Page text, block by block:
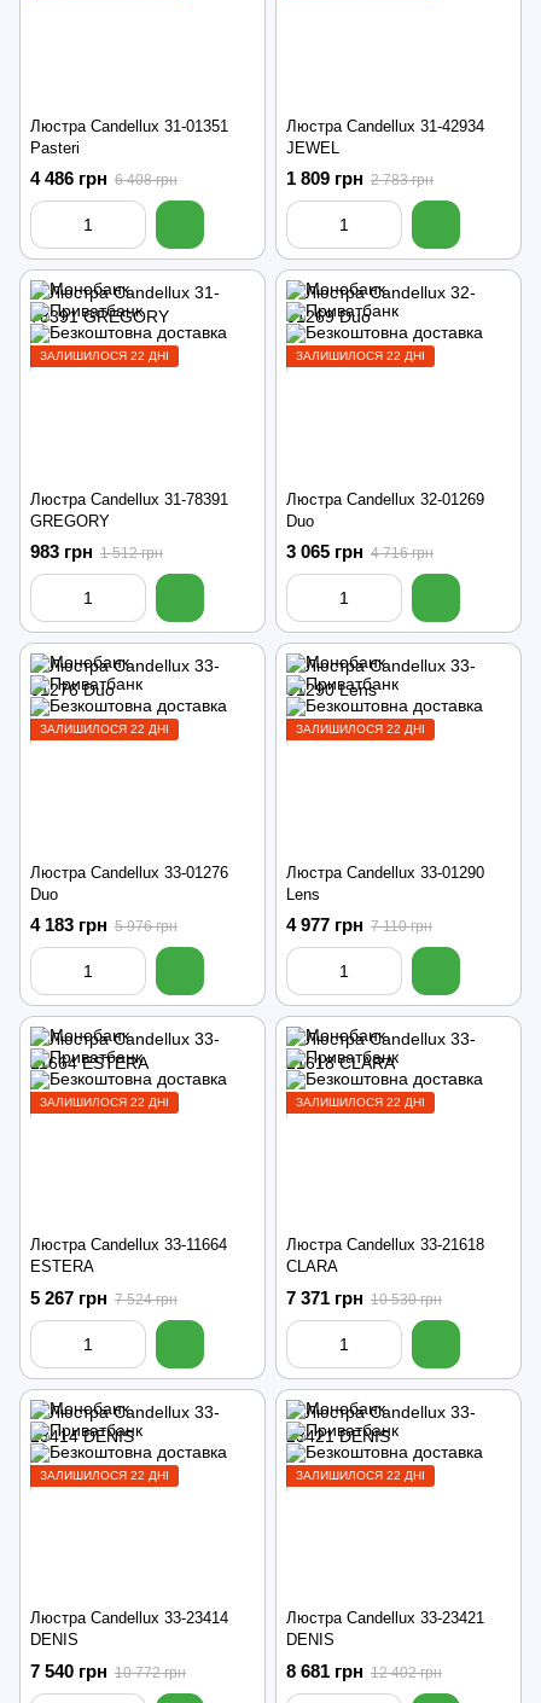
Люстра Candellux 31-01351
Pasteri
4 486 грн 6 408 грн
Люстра Candellux 31-42934
JEWEL
1 809 грн 2 783 грн
ЗАЛИШИЛОСЯ 22 ДНІ
Люстра Candellux 31-78391
GREGORY
983 грн 1 512 грн
ЗАЛИШИЛОСЯ 22 ДНІ
Люстра Candellux 32-01269
Duo
3 065 грн 4 716 грн
ЗАЛИШИЛОСЯ 22 ДНІ
Люстра Candellux 33-01276
Duo
4 183 грн 5 976 грн
ЗАЛИШИЛОСЯ 22 ДНІ
Люстра Candellux 33-01290
Lens
4 977 грн 7 110 грн
ЗАЛИШИЛОСЯ 22 ДНІ
Люстра Candellux 33-11664
ESTERA
5 267 грн 7 524 грн
ЗАЛИШИЛОСЯ 22 ДНІ
Люстра Candellux 33-21618
CLARA
7 371 грн 10 530 грн
ЗАЛИШИЛОСЯ 22 ДНІ
Люстра Candellux 33-23414
DENIS
7 540 грн 10 772 грн
ЗАЛИШИЛОСЯ 22 ДНІ
Люстра Candellux 33-23421
DENIS
8 681 грн 12 402 грн